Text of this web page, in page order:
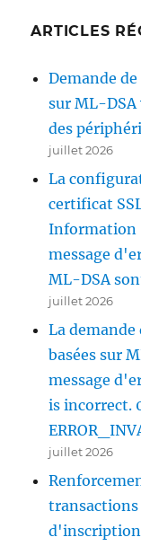
ARTICLES
Demande
sur ML-
des
juillet 2026
La
certificat
Information
message
ML-DSA
juillet 2026
La
basées sur
message
is incorrect.
juillet 2026
transactions
d'inscription